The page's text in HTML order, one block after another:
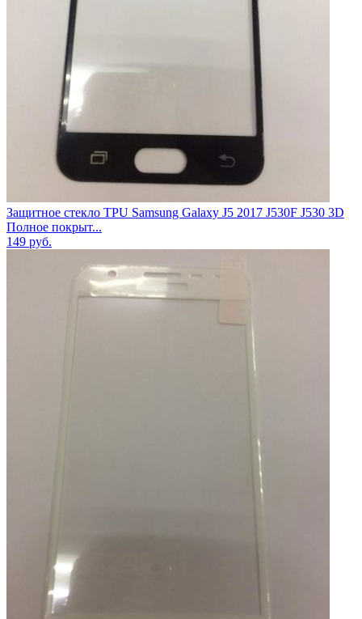
Защитное стекло TPU Samsung Galaxy J5 2017 J530F J530 3D
Полное покрыт...
149 руб.